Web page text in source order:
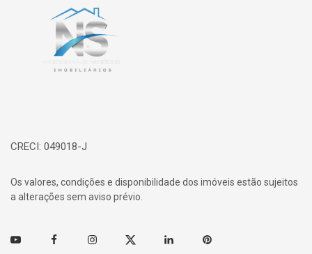
CRECI: 049018-J
Os valores, condições e disponibilidade dos imóveis estão sujeitos
a alterações sem aviso prévio.
Youtube FacebookInstagramTwitter Linkedin Pinterest